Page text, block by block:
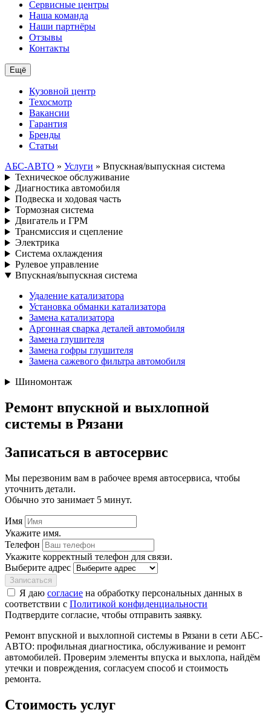
Сервисные центры
Наша команда
Наши партнёры
Отзывы
Контакты
Ещё
Кузовной центр
Техосмотр
Вакансии
Гарантия
Бренды
Статьи
АБС-АВТО » Услуги » Впускная/выпускная система
Техническое обслуживание
Диагностика автомобиля
Подвеска и ходовая часть
Тормозная система
Двигатель и ГРМ
Трансмиссия и сцепление
Электрика
Система охлаждения
Рулевое управление
Впускная/выпускная система
Удаление катализатора
Установка обманки катализатора
Замена катализатора
Аргонная сварка деталей автомобиля
Замена глушителя
Замена гофры глушителя
Замена сажевого фильтра автомобиля
Шиномонтаж
Ремонт впускной и выхлопной
системы в Рязани
Записаться в автосервис
Мы перезвоним вам в рабочее время автосервиса, чтобы
уточнить детали.
Обычно это занимает 5 минут.
Имя
Укажите имя.
Телефон
Укажите корректный телефон для связи.
Выберите адрес
Записаться
Я даю согласие на обработку персональных данных в
соответствии с Политикой конфиденциальности
Подтвердите согласие, чтобы отправить заявку.
Ремонт впускной и выхлопной системы в Рязани в сети АБС-
АВТО: профильная диагностика, обслуживание и ремонт
автомобилей. Проверим элементы впуска и выхлопа, найдём
утечки и повреждения, согласуем способ и стоимость
ремонта.
Стоимость услуг